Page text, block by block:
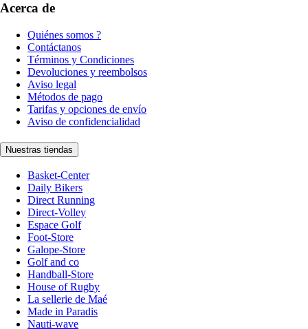
Acerca de
Quiénes somos ?
Contáctanos
Términos y Condiciones
Devoluciones y reembolsos
Aviso legal
Métodos de pago
Tarifas y opciones de envío
Aviso de confidencialidad
Nuestras tiendas
Basket-Center
Daily Bikers
Direct Running
Direct-Volley
Espace Golf
Foot-Store
Galope-Store
Golf and co
Handball-Store
House of Rugby
La sellerie de Maé
Made in Paradis
Nauti-wave